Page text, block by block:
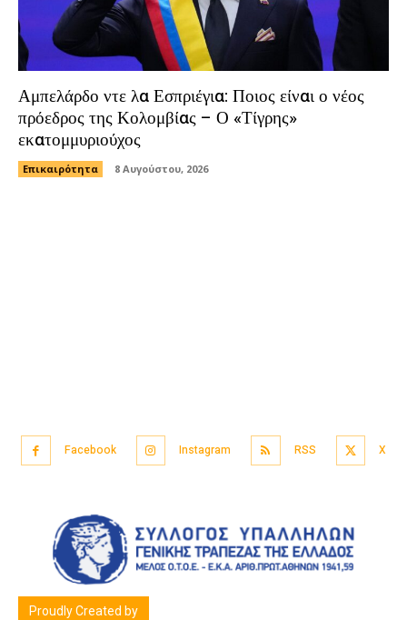
Αμπελάρδο ντε λα Εσπριέγια: Ποιος είναι ο νέος
πρόεδρος της Κολομβίας – Ο «Τίγρης»
εκατομμυριούχος
Επικαιρότητα 8 Αυγούστου, 2026
Facebook Instagram RSS X
Proudly Created by